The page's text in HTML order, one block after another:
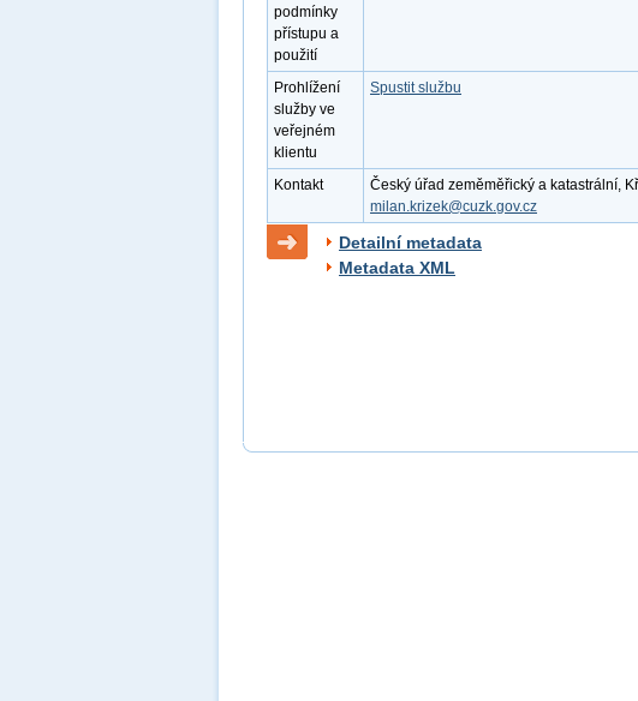
podmínky
přístupu a
použití
Prohlížení
služby ve
veřejném
klientu
Spustit službu
Kontakt
Český úřad zeměměřický a katastrální,
milan.krizek@cuzk.gov.cz
Detailní metadata
Metadata XML